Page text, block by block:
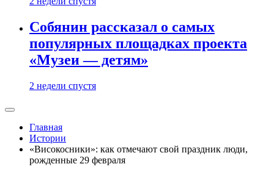
Собянин рассказал о самых
популярных площадках проекта
«Музеи — детям»
2 недели спустя
Главная
Истории
«Високосники»: как отмечают свой праздник люди,
рожденные 29 февраля